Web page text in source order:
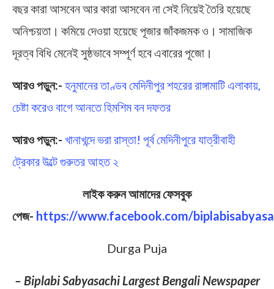
বছর কারা আসবেন আর কারা আসবেন না সেই নিয়েই তৈরি হয়েছে
অনিশ্চয়তা। কমিয়ে দেওয়া হয়েছে পূজার জাঁকজমক ও। সামাজিক
দূরত্ব বিধি মেনেই সুষ্ঠভাবে সম্পূর্ণ হবে এবারের পূজো।
আরও পড়ুন:- হনুমানের তাণ্ডব মেদিনীপুর শহরের রাঙ্গামাটি এলাকায়,
চেষ্টা করেও বাগে আনতে হিমশিম বন দফতর
আরও পড়ুন:- খানাখন্দে ভরা রাস্তা! পূর্ব মেদিনীপুরে যাত্রীবাহী
ট্রেকার উল্টে গুরুতর আহত ২
লাইক করুন আমাদের ফেসবুক
পেজ- https://www.facebook.com/
Durga Puja
– Biplabi Sabyasachi Largest Bengali Newspaper